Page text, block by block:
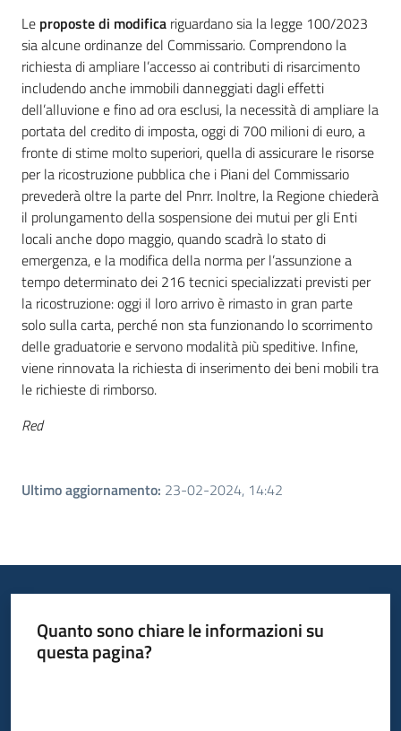
Le proposte di modifica riguardano sia la legge 100/2023
sia alcune ordinanze del Commissario. Comprendono la
richiesta di ampliare l’accesso ai contributi di risarcimento
includendo anche immobili danneggiati dagli effetti
dell’alluvione e fino ad ora esclusi, la necessità di ampliare la
portata del credito di imposta, oggi di 700 milioni di euro, a
fronte di stime molto superiori, quella di assicurare le risorse
per la ricostruzione pubblica che i Piani del Commissario
prevederà oltre la parte del Pnrr. Inoltre, la Regione chiederà
il prolungamento della sospensione dei mutui per gli Enti
locali anche dopo maggio, quando scadrà lo stato di
emergenza, e la modifica della norma per l’assunzione a
tempo determinato dei 216 tecnici specializzati previsti per
la ricostruzione: oggi il loro arrivo è rimasto in gran parte
solo sulla carta, perché non sta funzionando lo scorrimento
delle graduatorie e servono modalità più speditive. Infine,
viene rinnovata la richiesta di inserimento dei beni mobili tra
le richieste di rimborso.
Red
Ultimo aggiornamento: 23-02-2024, 14:42
Quanto sono chiare le informazioni su
questa pagina?